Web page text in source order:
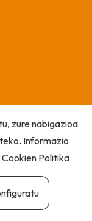
zure nabigazioa
Informazio
Cookien Politika